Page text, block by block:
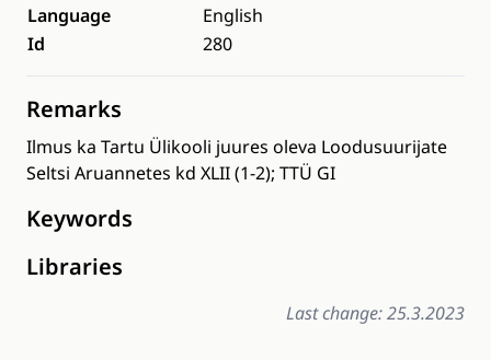
Language
English
Id
280
Remarks
Ilmus ka Tartu Ülikooli juures oleva Loodusuurijate
Seltsi Aruannetes kd XLII (1-2); TTÜ GI
Keywords
Libraries
Last change: 25.3.2023